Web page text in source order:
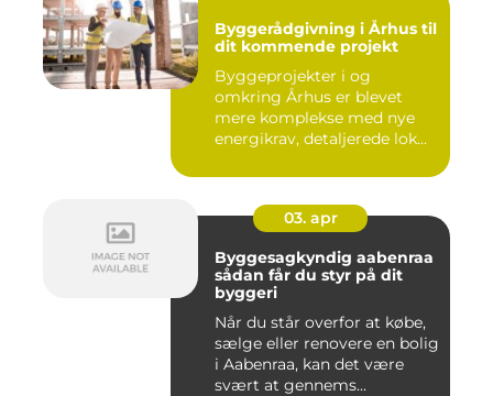
Byggerådgivning i Århus til
dit kommende projekt
Byggeprojekter i og
omkring Århus er blevet
mere komplekse med nye
energikrav, detaljerede lok...
03. apr
Byggesagkyndig aabenraa
sådan får du styr på dit
byggeri
Når du står overfor at købe,
sælge eller renovere en bolig
i Aabenraa, kan det være
svært at gennems...